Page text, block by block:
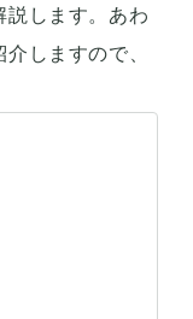
説します。あわ
しますので、